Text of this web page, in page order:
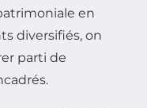
en
diversifiés, on
parti de